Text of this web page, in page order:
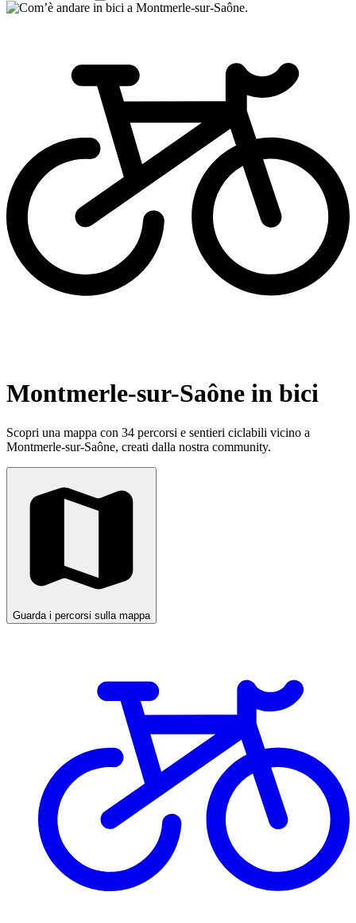
Montmerle-sur-Saône in bici
Scopri una mappa con 34 percorsi e sentieri ciclabili vicino a
Montmerle-sur-Saône, creati dalla nostra community.
Guarda i percorsi sulla mappa